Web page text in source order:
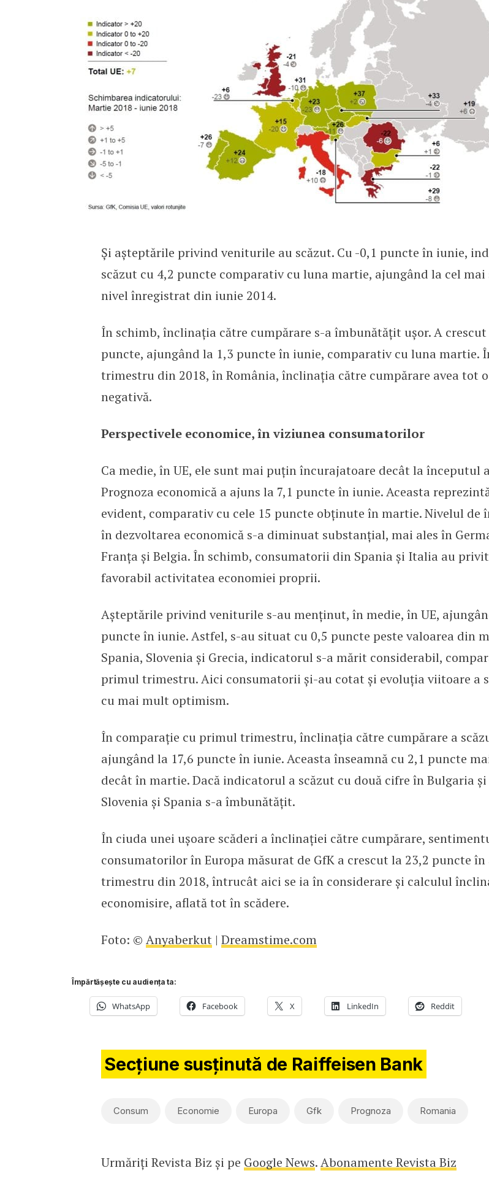
Și așteptările privind veniturile au scăzut. Cu -0,1 puncte în iunie,
scăzut cu 4,2 puncte comparativ cu luna martie, ajungând la cel mai
nivel înregistrat din iunie 2014.
În schimb, înclinația către cumpărare s-a îmbunătățit ușor. A crescut
puncte, ajungând la 1,3 puncte în iunie, comparativ cu luna martie.
trimestru din 2018, în România, înclinația către cumpărare avea tot
negativă.
Perspectivele economice, în viziunea consumatorilor
Ca medie, în UE, ele sunt mai puțin încurajatoare decât la începutul
Prognoza economică a ajuns la 7,1 puncte în iunie. Aceasta
evident, comparativ cu cele 15 puncte obținute în martie. Nivelul de
în dezvoltarea economică s-a diminuat substanțial, mai ales în
Franța și Belgia. În schimb, consumatorii din Spania și Italia au
favorabil activitatea economiei proprii.
Așteptările privind veniturile s-au menținut, în medie, în UE,
puncte în iunie. Astfel, s-au situat cu 0,5 puncte peste valoarea din
Spania, Slovenia și Grecia, indicatorul s-a mărit considerabil,
primul trimestru. Aici consumatorii și-au cotat şi evoluţia viitoare a
cu mai mult optimism.
În comparație cu primul trimestru, înclinația către cumpărare a
ajungând la 17,6 puncte în iunie. Aceasta înseamnă cu 2,1 puncte
decât în martie. Dacă indicatorul a scăzut cu două cifre în Bulgaria
Slovenia și Spania s-a îmbunătățit.
În ciuda unei ușoare scăderi a înclinației către cumpărare,
consumatorilor în Europa măsurat de GfK a crescut la 23,2 puncte în
trimestru din 2018, întrucât aici se ia în considerare și calculul
economisire, aflată tot în scădere.
Foto: © Anyaberkut | Dreamstime.com
Împărtășește cu audiența ta:
WhatsApp Facebook X LinkedIn Reddit
Secțiune susținută de Raiffeisen Bank
Consum Economie Europa Gfk Prognoza Romania
Urmăriți Revista Biz și pe Google News.Abonamente Revista Biz